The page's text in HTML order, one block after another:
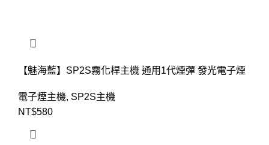
【魅海藍】SP2S霧化桿主機 通用1代煙彈 發光電子煙
電子煙主機, SP2S主機
NT$580